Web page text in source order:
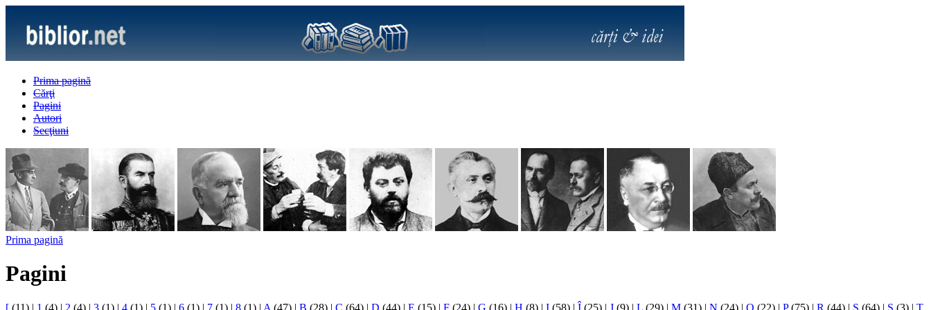
Prima pagină
Cărţi
Pagini
Autori
Secţiuni
Prima pagină
Pagini
[ (11) | 1 (4) | 2 (4) | 3 (1) | 4 (1) | 5 (1) | 6 (1) | 7 (1) | 8 (1) | A (47) | B (28) | C (64) | D (44) | E (15) | F (24) | G (16) | H (8) | I (58) | Î (25) | J (9) | L (29) | M (31) | N (24) | O (22) | P(75) | R (44) | S (64) | Ş (3) | T